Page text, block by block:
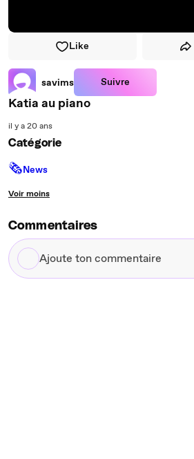
Like
savims Suivre
Katia au piano
il y a 20 ans
Catégorie
🗞News
Voir moins
Commentaires
Ajoute
ton